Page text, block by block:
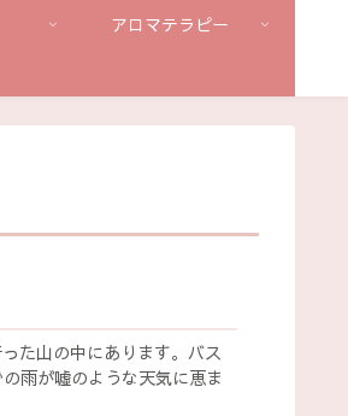
アロマテラピー
た山の中にあります。バス
雨が嘘のような天気に恵ま